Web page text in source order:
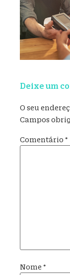
Deixe um
O seu
Campos
Comentário *
Nome *